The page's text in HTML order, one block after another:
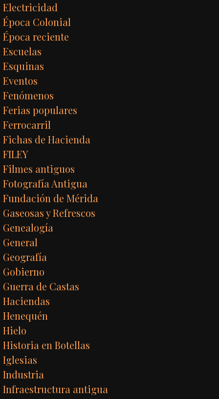
Electricidad
Época Colonial
Época reciente
Escuelas
Esquinas
Eventos
Fenómenos
Ferias populares
Ferrocarril
Fichas de Hacienda
FILEY
Filmes antiguos
Fotografía Antigua
Fundación de Mérida
Gaseosas y Refrescos
Genealogía
General
Geografía
Gobierno
Guerra de Castas
Haciendas
Henequén
Hielo
Historia en Botellas
Iglesias
Industria
Infraestructura antigua